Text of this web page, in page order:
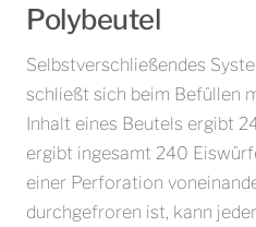
Polybeutel
Selbstverschließendes
schließt sich beim Befüllen
Inhalt eines Beutels ergibt
ergibt ingesamt 240
einer Perforation
durchgefroren ist, kann